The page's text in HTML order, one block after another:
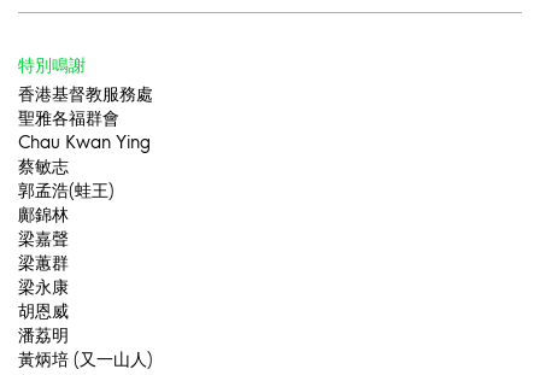
特別鳴謝
香港基督教服務處
聖雅各福群會
Chau Kwan Ying
蔡敏志
郭孟浩(蛙王)
鄺錦林
梁嘉聲
梁蕙群
梁永康
胡恩威
潘荔明
黃炳培 (又一山人)